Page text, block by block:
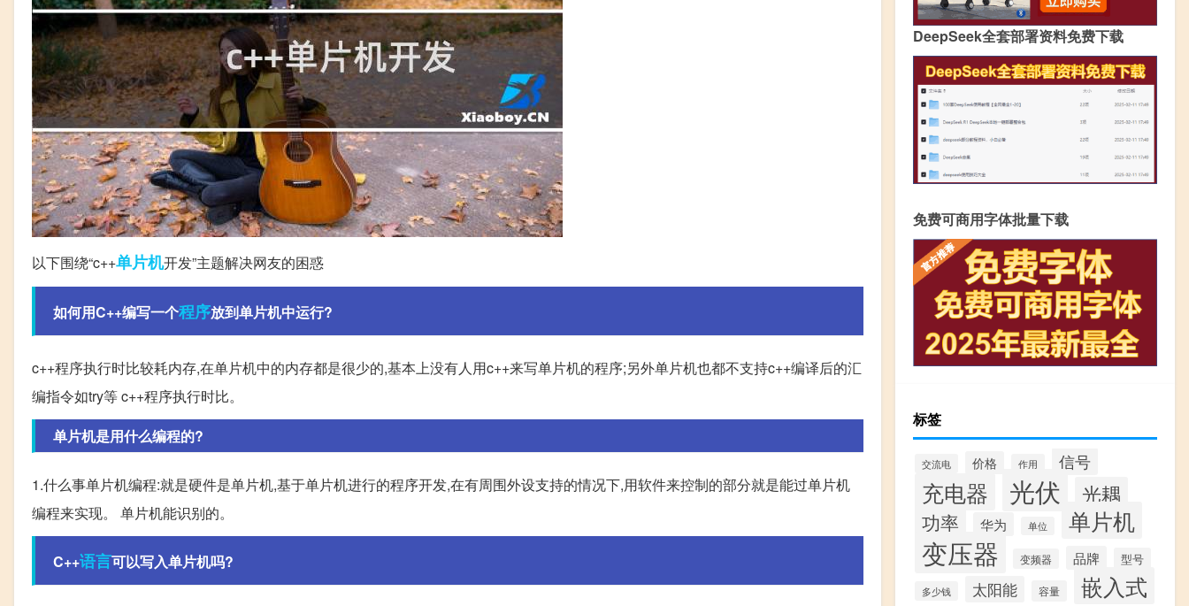
以下围绕“c++单片机开发”主题解决网友的困惑
如何用C++编写一个程序放到单片机中运行?
c++程序执行时比较耗内存,在单片机中的内存都是很少的,基本上没有人用c++来写单片机的程序;另外单片机也都不支持c++编译后的汇
编指令如try等 c++程序执行时比。
单片机是用什么编程的?
1.什么事单片机编程:就是硬件是单片机,基于单片机进行的程序开发,在有周围外设支持的情况下,用软件来控制的部分就是能过单片机
编程来实现。 单片机能识别的。
C++语言可以写入单片机吗?
DeepSeek全套部署资料免费下载
免费可商用字体批量下载
标签
交流电 价格 作用 信号
充电器 光伏
光耦
功率
华为 单位 单片机
变压器 变频器 品牌 型号
多少钱 太阳能 容量 嵌入式